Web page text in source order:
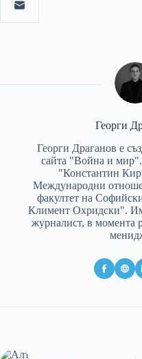
Георги
Георги Драганов е
сайта "Война и
"Константин
Международни
факултет на
Климент Охридски".
журналист, в момента